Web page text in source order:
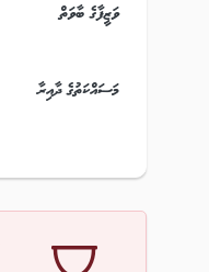
ވަޒީފާގެ ބާވަތް
މަސައްކަތުގެ ދާއިރާ